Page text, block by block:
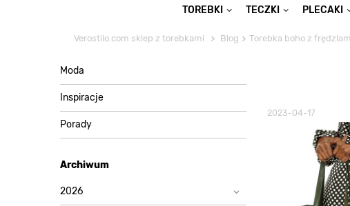
TOREBKI TECZKI PLECAKI
Verostilo.com sklep z torebkami Blog Torebka boho z
Moda
Inspiracje
Porady
Archiwum
2026
2023-04-17